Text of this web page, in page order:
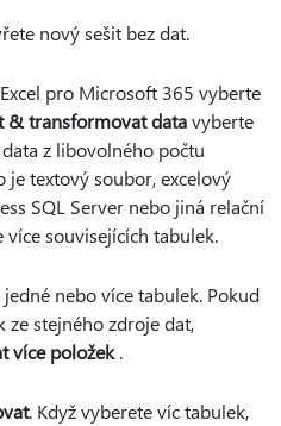
nový sešit bez dat.
pro Microsoft 365 vyberte
& transformovat datavyberte
z libovolného počtu
je textový soubor, excelový
SQL Server nebo jiná relační
více souvisejících tabulek.
nebo více tabulek. Pokud
ze stejného zdroje dat,
více položek.
. Když vyberete víc tabulek,